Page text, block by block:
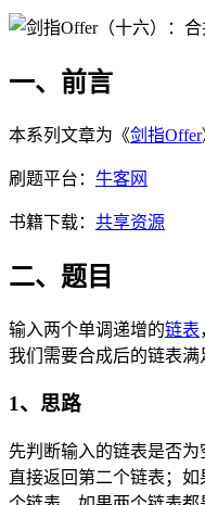
一、前言
本系列文章为《剑指Offer
刷题平台： 牛客网
书籍下载： 共享资源
二、题目
输入两个单调递增的链表
我们需要合成后的链表满
1、思路
先判断输入的链表是否
直接返回第二个链表；